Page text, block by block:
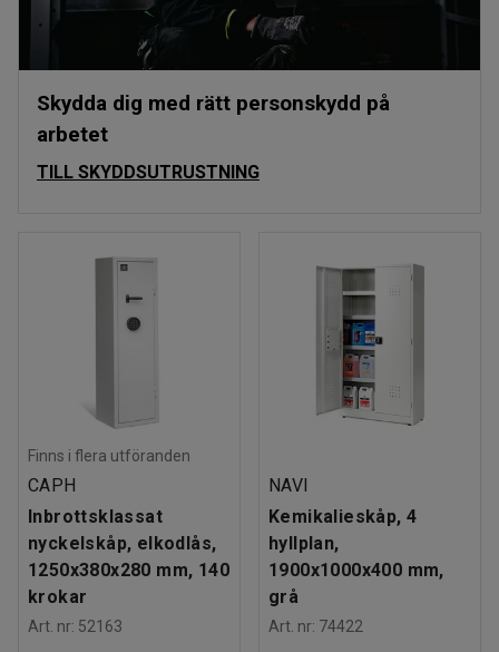
Skydda dig med rätt personskydd på
arbetet
TILL SKYDDSUTRUSTNING
Finns i flera utföranden
CAPH
Inbrottsklassat
nyckelskåp, elkodlås,
1250x380x280 mm, 140
krokar
Art. nr: 52163
NAVI
Kemikalieskåp, 4
hyllplan,
1900x1000x400 mm,
grå
Art. nr: 74422